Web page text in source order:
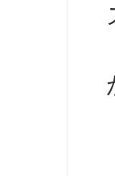
※
※